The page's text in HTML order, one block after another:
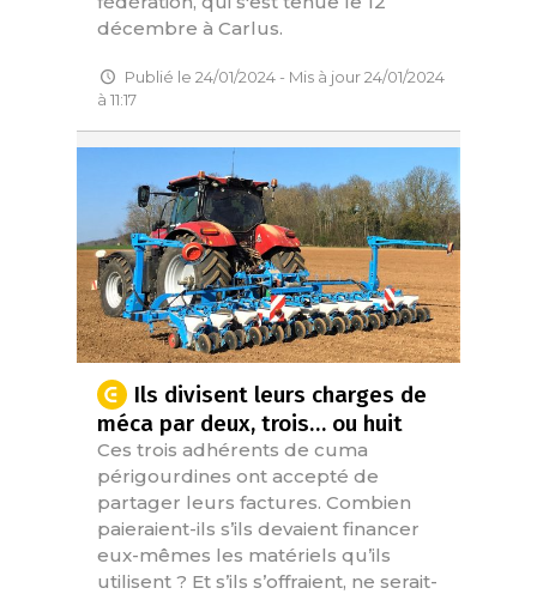
décembre à Carlus.
Publié le 24/01/2024 - Mis à jour 24/01/2024
à 11:17
Ils divisent leurs charges de
méca par deux, trois… ou huit
Ces trois adhérents de cuma
périgourdines ont accepté de
partager leurs factures. Combien
paieraient-ils s’ils devaient financer
eux-mêmes les matériels qu’ils
utilisent ? Et s’ils s’offraient, ne serait-